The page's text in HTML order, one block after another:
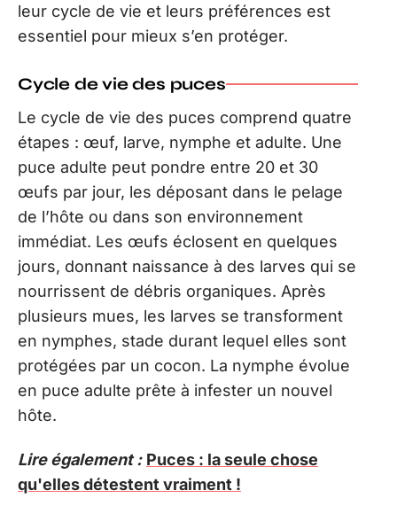
leur cycle de vie et leurs préférences est
essentiel pour mieux s’en protéger.
Cycle de vie des puces
Le cycle de vie des puces comprend quatre
étapes : œuf, larve, nymphe et adulte. Une
puce adulte peut pondre entre 20 et 30
œufs par jour, les déposant dans le pelage
de l’hôte ou dans son environnement
immédiat. Les œufs éclosent en quelques
jours, donnant naissance à des larves qui se
nourrissent de débris organiques. Après
plusieurs mues, les larves se transforment
en nymphes, stade durant lequel elles sont
protégées par un cocon. La nymphe évolue
en puce adulte prête à infester un nouvel
hôte.
Lire également : Puces : la seule chose
qu'elles détestent vraiment !